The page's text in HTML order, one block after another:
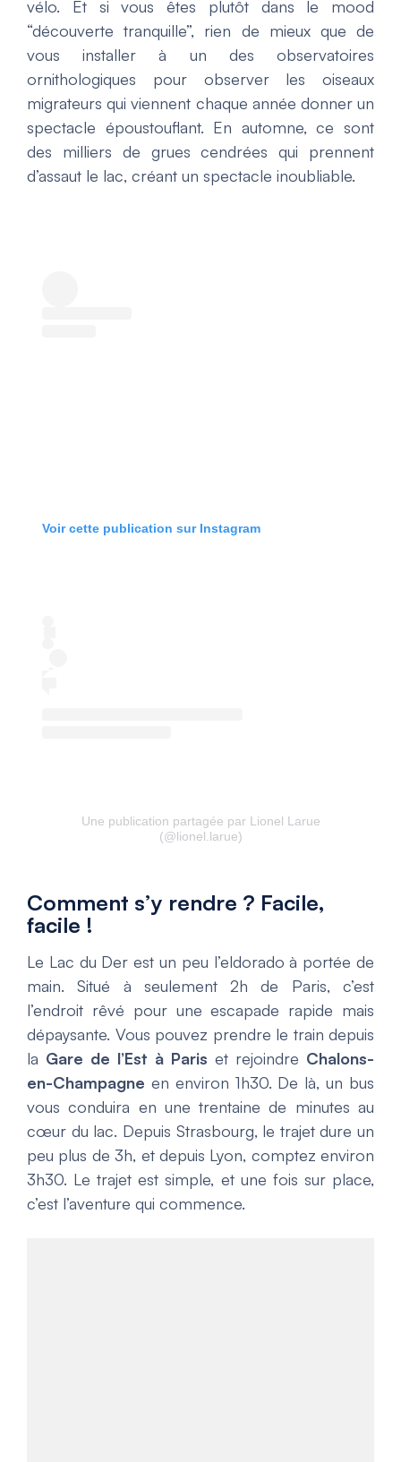
vélo. Et si vous êtes plutôt dans le mood
“découverte tranquille”, rien de mieux que de
vous installer à un des observatoires
ornithologiques pour observer les oiseaux
migrateurs qui viennent chaque année donner un
spectacle époustouflant. En automne, ce sont
des milliers de grues cendrées qui prennent
d’assaut le lac, créant un spectacle inoubliable.
Voir cette publication sur Instagram
Une publication partagée par Lionel Larue
(@lionel.larue)
Comment s’y rendre ? Facile,
facile !
Le Lac du Der est un peu l’eldorado à portée de
main. Situé à seulement 2h de Paris, c’est
l’endroit rêvé pour une escapade rapide mais
dépaysante. Vous pouvez prendre le train depuis
la Gare de l’Est à Paris et rejoindre Chalons-
en-Champagne en environ 1h30. De là, un bus
vous conduira en une trentaine de minutes au
cœur du lac. Depuis Strasbourg, le trajet dure un
peu plus de 3h, et depuis Lyon, comptez environ
3h30. Le trajet est simple, et une fois sur place,
c’est l’aventure qui commence.